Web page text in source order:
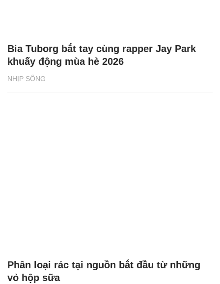
NHỊP SỐNG
Bia Tuborg bắt tay cùng rapper Jay Park
khuấy động mùa hè 2026
Phân loại rác tại nguồn bắt đầu từ những
vỏ hộp sữa